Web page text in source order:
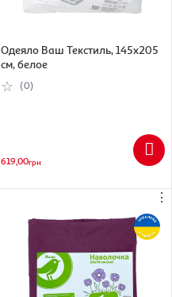
Одеяло Ваш Текстиль, 145х205
см, белое
(0)
619,00грн
⋮